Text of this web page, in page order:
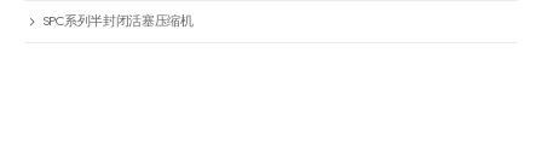
SPC系列半封闭活塞压缩机